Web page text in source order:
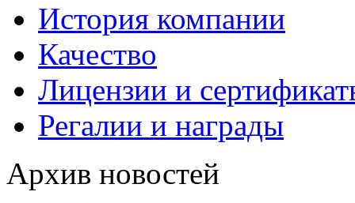
История компании
Качество
Лицензии и
Регалии и награды
Архив новостей